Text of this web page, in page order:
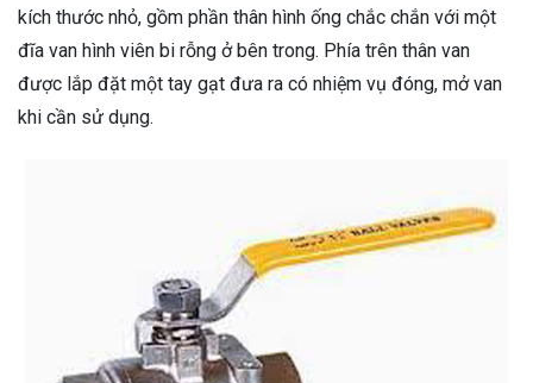
kích thước nhỏ, gồm phần thân hình ống chắc chắn với một
đĩa van hình viên bi rỗng ở bên trong. Phía trên thân van
được lắp đặt một tay gạt đưa ra có nhiệm vụ đóng, mở van
khi cần sử dụng.